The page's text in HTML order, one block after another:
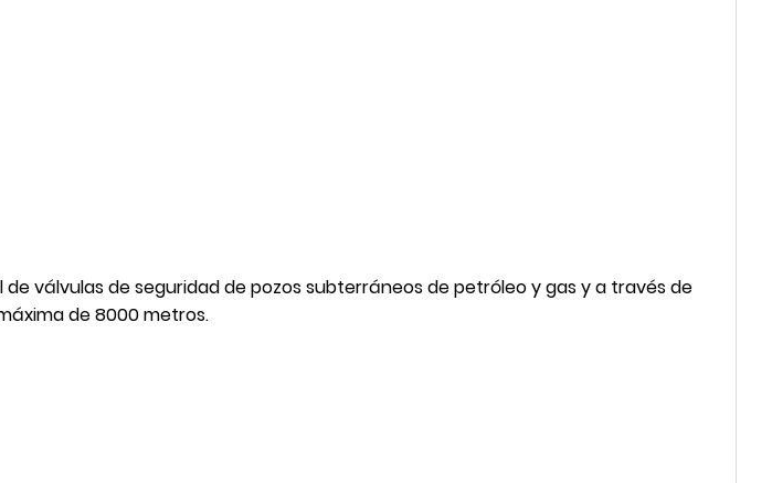
válvulas de seguridad de pozos subterráneos de petróleo y gas y a través de
de 8000 metros.